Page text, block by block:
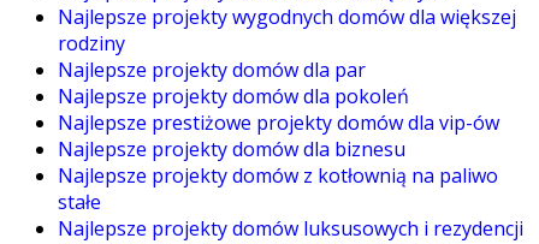
Najlepsze projekty wygodnych domów dla większej
rodziny
Najlepsze projekty domów dla par
Najlepsze projekty domów dla pokoleń
Najlepsze prestiżowe projekty domów dla vip-ów
Najlepsze projekty domów dla biznesu
Najlepsze projekty domów z kotłownią na paliwo
stałe
Najlepsze projekty domów luksusowych i rezydencji